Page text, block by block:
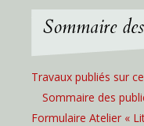
Sommaire
Travaux publiés sur
Sommaire des
Formulaire Atelier «